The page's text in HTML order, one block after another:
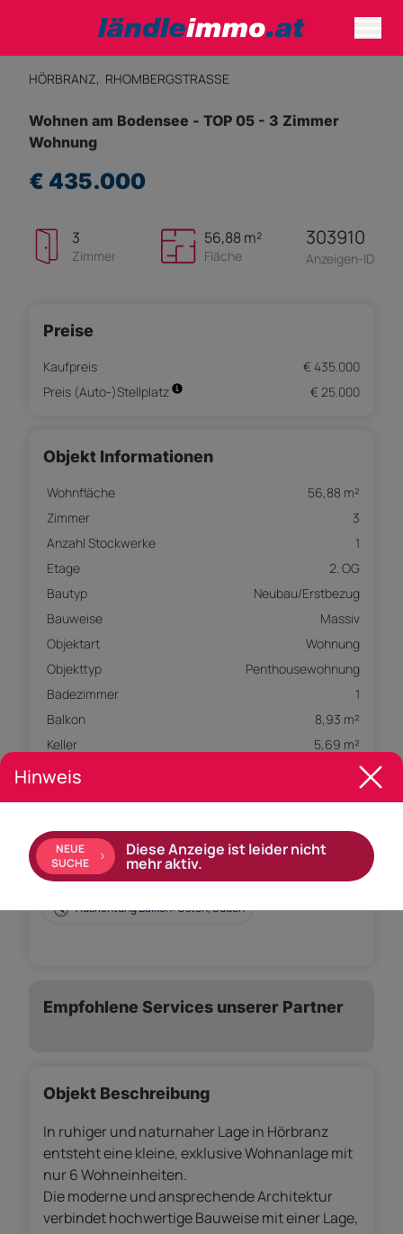
HÖRBRANZ, RHOMBERGSTRASSE
Wohnen am Bodensee - TOP 05 - 3 Zimmer
Wohnung
€ 435.000
3
Zimmer
56,88 m²
Fläche
303910
Anzeigen-ID
Preise
Kaufpreis
€ 435.000
Preis (Auto-)Stellplatz
€ 25.000
Objekt Informationen
Wohnfläche
56,88 m²
Zimmer
3
Anzahl Stockwerke
1
Etage
2. OG
Bautyp
Neubau/Erstbezug
Bauweise
Massiv
Objektart
Wohnung
Objekttyp
Penthousewohnung
Badezimmer
1
Balkon
8,93 m²
Keller
5,69 m²
Heizung
Wärmepumpe
Ausstattung:
Bad mit: Dusche
Ausrichtung Balkon: Osten, Süden
Empfohlene Services unserer Partner
Objekt Beschreibung
In ruhiger und naturnaher Lage in Hörbranz
entsteht eine kleine, exklusive Wohnanlage mit
nur 6 Wohneinheiten.
Die moderne und ansprechende Architektur
verbindet hochwertige Bauweise mit einer Lage,
Hinweis
NEUE
SUCHE
Diese Anzeige ist leider nicht
mehr aktiv.